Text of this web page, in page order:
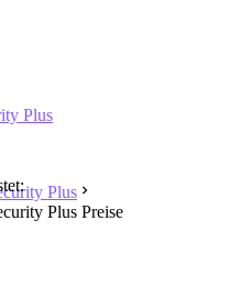
Plus
Plus
Plus Preise